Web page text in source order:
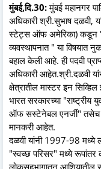
मुंबई,दि.30:मुंबई महानगर
अधिकारी श्री.सुभाष दळवी,
स्टेट्स ऑफ अमेरिका) कडून
व्यवस्थापनात " या विषयात
बहाल केली आहे. ही पदवी
अधिकारी आहेत.श्री.दळवी
क्षेत्रातील मास्टर इन
भारत सरकारच्या
ऑफ सस्टेनेबल एनर्जी" तसेच
मानकरी आहेत.
दळवी यांनी 1997-98 मध्ये
"स्वच्छ परिसर" मध्ये
लोकसहभागातून आशियातील